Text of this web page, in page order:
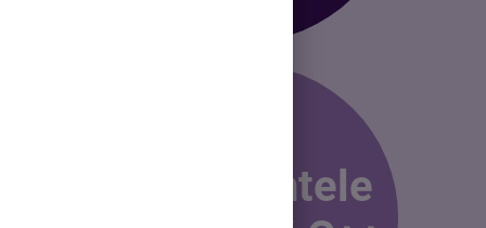
2.Elementele